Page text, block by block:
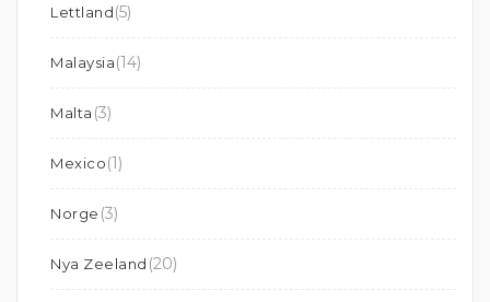
Lettland(5)
Malaysia(14)
Malta (3)
Mexico(1)
Norge (3)
Nya Zeeland (20)